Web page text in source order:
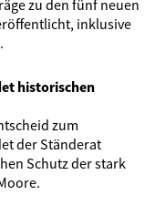
zu den fünf neuen
inklusive
historischen
zum
der Ständerat
Schutz der stark